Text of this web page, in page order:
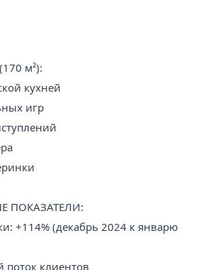
м²):
кухней
игр
ПОКАЗАТЕЛИ:
+114% (декабрь 2024 к январю
поток клиентов